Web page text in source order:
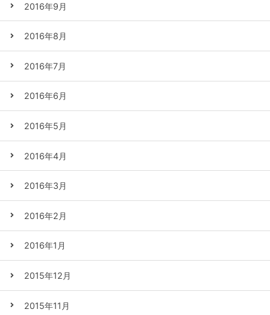
2016年9月
2016年8月
2016年7月
2016年6月
2016年5月
2016年4月
2016年3月
2016年2月
2016年1月
2015年12月
2015年11月